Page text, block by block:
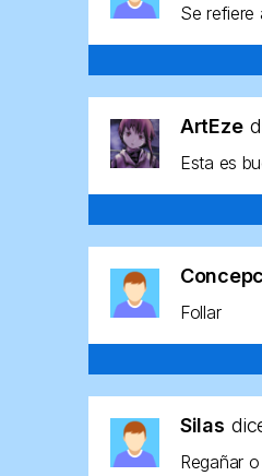
Se refiere
ArtEze
Esta es
Follar
Silas
Regañar